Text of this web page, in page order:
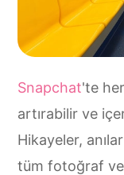
Snapchat'te
artırabilir ve
Hikayeler,
tüm fotoğraf ve